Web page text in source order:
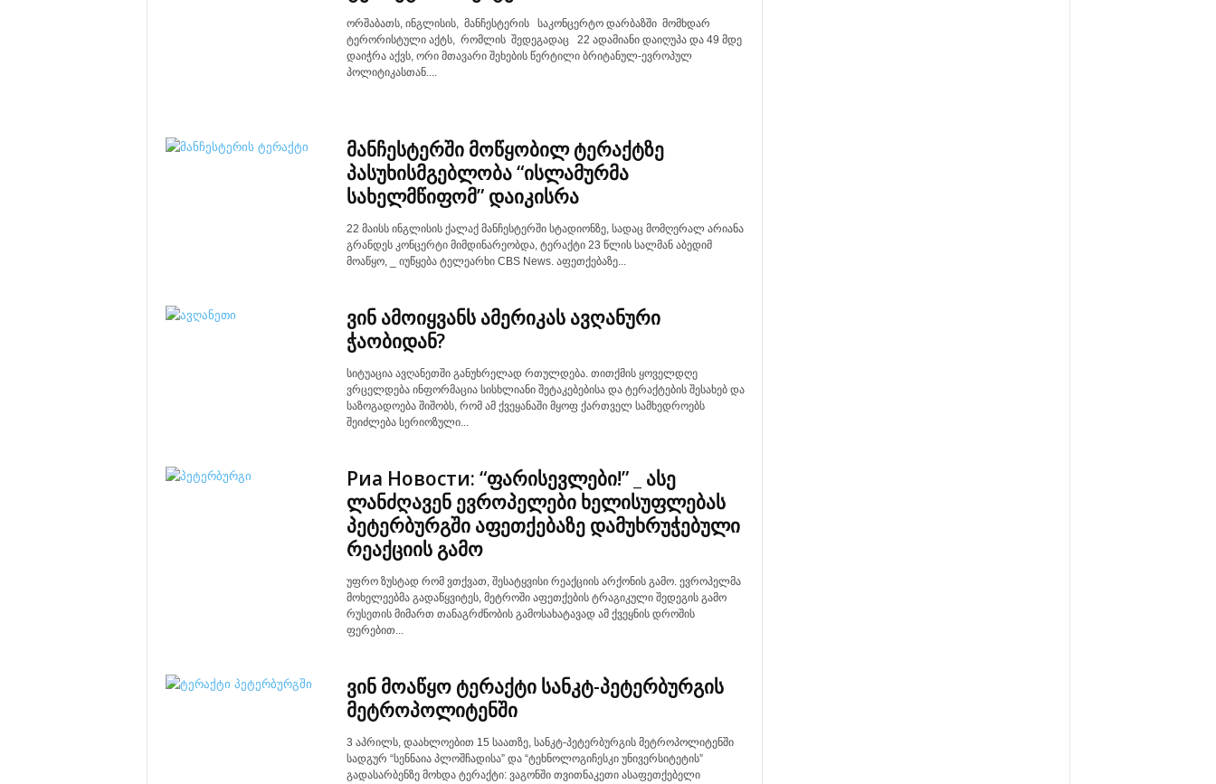
ორშაბათს, ინგლისის, მანჩესტერის საკონცერტო დარბაზში მომხდარ
ტერორისტული აქტს, რომლის შედეგადაც 22 ადამიანი დაიღუპა და 49 მდე
დაიჭრა აქვს, ორი მთავარი შეხების წერტილი ბრიტანულ-ევროპულ
პოლიტიკასთან....
მანჩესტერში მოწყობილ ტერაქტზე
პასუხისმგებლობა “ისლამურმა
სახელმწიფომ” დაიკისრა
22 მაისს ინგლისის ქალაქ მანჩესტერში სტადიონზე, სადაც მომღერალ არიანა
გრანდეს კონცერტი მიმდინარეობდა, ტერაქტი 23 წლის სალმან აბედიმ
მოაწყო, _ იუწყება ტელეარხი CBS News. აფეთქებაზე...
ვინ ამოიყვანს ამერიკას ავღანური
ჭაობიდან?
სიტუაცია ავღანეთში განუხრელად რთულდება. თითქმის ყოველდღე
ვრცელდება ინფორმაცია სისხლიანი შეტაკებებისა და ტერაქტების შესახებ და
საზოგადოება შიშობს, რომ ამ ქვეყანაში მყოფ ქართველ სამხედროებს
შეიძლება სერიოზული...
Риа Новости: “ფარისევლები!” _ ასე
ლანძღავენ ევროპელები ხელისუფლებას
პეტერბურგში აფეთქებაზე დამუხრუჭებული
რეაქციის გამო
უფრო ზუსტად რომ ვთქვათ, შესატყვისი რეაქციის არქონის გამო. ევროპელმა
მოხელეებმა გადაწყვიტეს, მეტროში აფეთქების ტრაგიკული შედეგის გამო
რუსეთის მიმართ თანაგრძნობის გამოსახატავად ამ ქვეყნის დროშის
ფერებით...
ვინ მოაწყო ტერაქტი სანკტ-პეტერბურგის
მეტროპოლიტენში
3 აპრილს, დაახლოებით 15 საათზე, სანკტ-პეტერბურგის მეტროპოლიტენში
სადგურ “სენნაია პლოშჩადისა” და “ტეხნოლოგიჩესკი უნივერსიტეტის”
გადასარბენზე მოხდა ტერაქტი: ვაგონში თვითნაკეთი ასაფეთქებელი